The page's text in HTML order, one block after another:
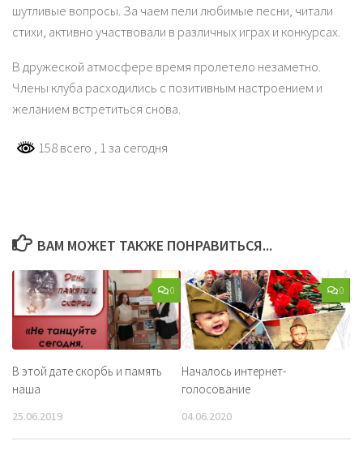
шутливые вопросы. За чаем пели любимые песни, читали
стихи, активно участвовали в различных играх и конкурсах.
В дружеской атмосфере время пролетело незаметно.
Члены клуба расходились с позитивным настроением и
желанием встретиться снова.
158 всего , 1 за сегодня
ВАМ МОЖЕТ ТАКЖЕ ПОНРАВИТЬСЯ...
0
В этой дате скорбь и память
наша
25.06.2019
0
Началось интернет-
голосование
04.06.2020